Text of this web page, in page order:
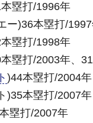
塁打/1996年
ー)36本塁打/
塁打/1998年
塁打/2003年、
)44本塁打/2004年
)35本塁打/2007年
塁打/2007年